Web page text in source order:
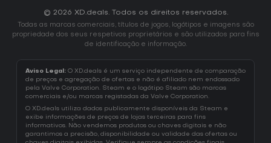
© 2026 XD.deals. Todos os direitos reservados.
Todas as marcas comerciais, títulos de jogos, logótipos e imagens são
propriedade dos seus respetivos proprietários e são utilizados para fins
de identificação e informação.
Aviso Legal: O XD.deals é um serviço independente de comparação
de preços e agregação de ofertas e não é afiliado nem endossado
pela Valve Corporation. Steam e o logótipo Steam são marcas
comerciais e/ou marcas registadas da Valve Corporation.
O XD.deals utiliza dados publicamente disponíveis da Steam e
exibe informações de preços de lojas terceiras para fins
informativos. Não vendemos produtos ou chaves digitais e não
garantimos a precisão, disponibilidade ou validade das ofertas ou